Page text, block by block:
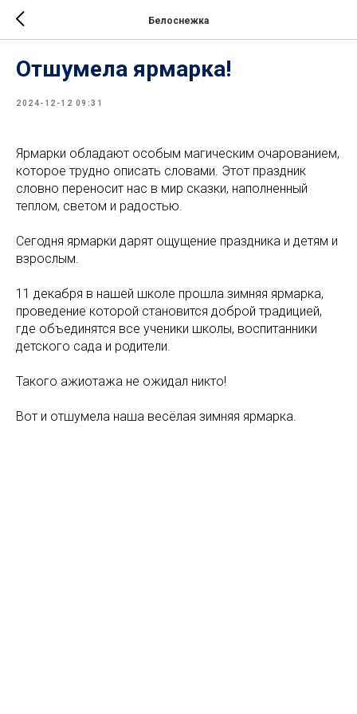
Белоснежка
Отшумела ярмарка!
2024-12-12 09:31
Ярмарки обладают особым магическим очарованием,
которое трудно описать словами. Этот праздник
словно переносит нас в мир сказки, наполненный
теплом, светом и радостью.
Сегодня ярмарки дарят ощущение праздника и детям и
взрослым.
11 декабря в нашей школе прошла зимняя ярмарка,
проведение которой становится доброй традицией,
где объединятся все ученики школы, воспитанники
детского сада и родители.
Такого ажиотажа не ожидал никто!
Вот и отшумела наша весёлая зимняя ярмарка.